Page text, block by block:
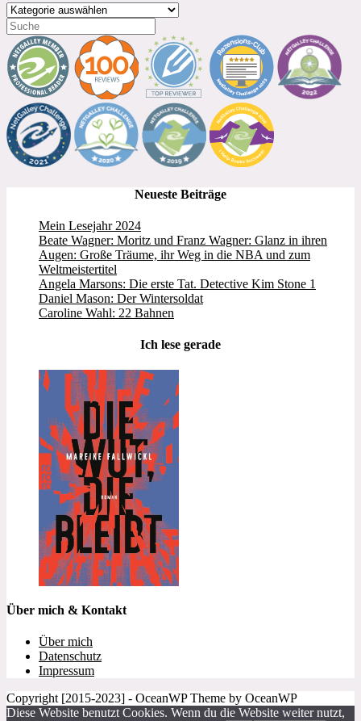
Kategorien
Neueste Beiträge
Mein Lesejahr 2024
Beate Wagner: Moritz und Franz Wagner: Glanz in ihren
Augen: Große Träume, ihr Weg in die NBA und zum
Weltmeistertitel
Angela Marsons: Die erste Tat. Detective Kim Stone 1
Daniel Mason: Der Wintersoldat
Caroline Wahl: 22 Bahnen
Ich lese gerade
Über mich & Kontakt
Über mich
Datenschutz
Impressum
Copyright [2015-2023] - OceanWP Theme by OceanWP
Diese Website benutzt Cookies. Wenn du die Website weiter nutzt,